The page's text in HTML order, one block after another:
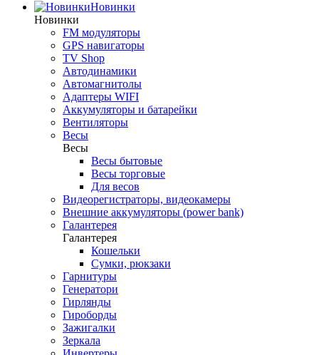
Новинки
Новинки
FM модуляторы
GPS навигаторы
TV Shop
Автодинамики
Автомагнитолы
Адаптеры WIFI
Аккумуляторы и батарейки
Вентиляторы
Весы
Весы
Весы бытовые
Весы торговые
Для весов
Видеорегистраторы, видеокамеры
Внешние аккумуляторы (power bank)
Галантерея
Галантерея
Кошельки
Сумки, рюкзаки
Гарнитуры
Генератори
Гирлянды
Гироборды
Зажигалки
Зеркала